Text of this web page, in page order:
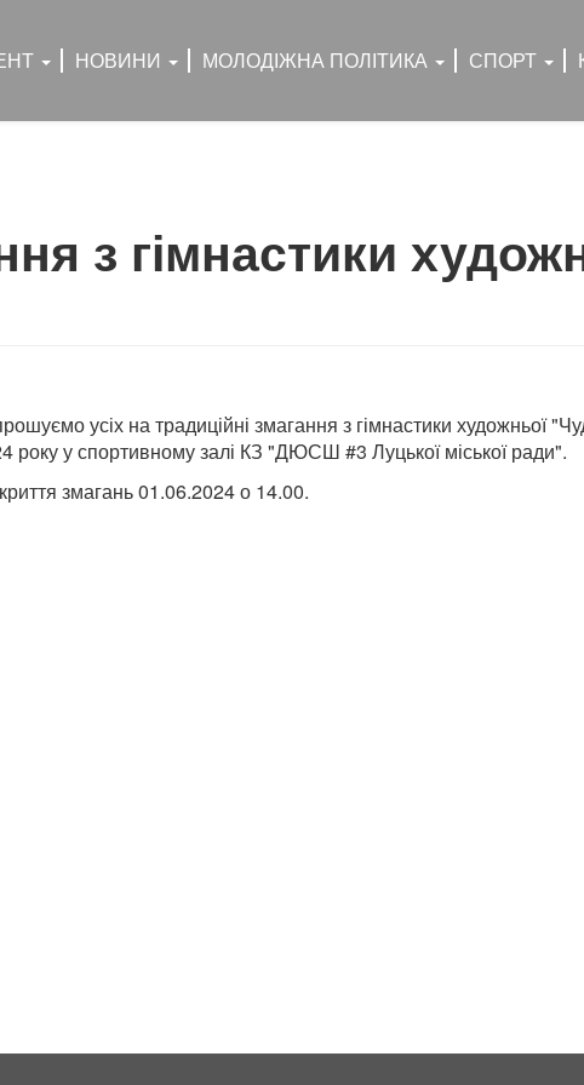
НОВИНИ МОЛОДІЖНА ПОЛІТИКА СПОРТ
з гімнастики
усіх на традиційні змагання з гімнастики художньої
року у спортивному залі КЗ "ДЮСШ #3 Луцької міської ради".
змагань 01.06.2024 о 14.00.